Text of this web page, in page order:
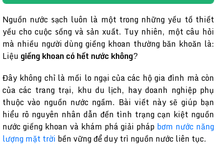
Nguồn nước sạch luôn là một trong những yếu tố thiết
yếu cho cuộc sống và sản xuất. Tuy nhiên, một câu hỏi
mà nhiều người dùng giếng khoan thường băn khoăn là:
Liệu giếng khoan có hết nước không?
Đây không chỉ là mối lo ngại của các hộ gia đình mà còn
của các trang trại, khu du lịch, hay doanh nghiệp phụ
thuộc vào nguồn nước ngầm. Bài viết này sẽ giúp bạn
hiểu rõ nguyên nhân dẫn đến tình trạng cạn kiệt nguồn
nước giếng khoan và khám phá giải pháp bơm nước năng
lượng mặt trời bền vững để duy trì nguồn nước liên tục.